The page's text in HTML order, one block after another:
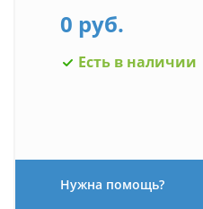
0 руб.
Есть в наличии
Нужна помощь?